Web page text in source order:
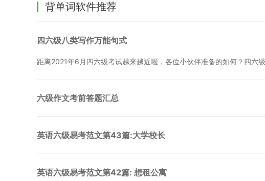
背单词软件推荐
四六级八类写作万能句式
距离2021年6月四六级考试越来越近啦，各位小伙伴准备的如何？四六
六级作文考前答题汇总
英语六级易考范文第43篇:大学校长
英语六级易考范文第42篇: 想租公寓